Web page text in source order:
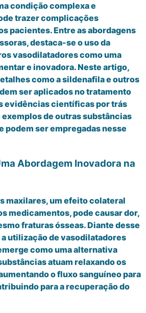
condição complexa e
trazer complicações
pacientes. Entre as abordagens
destaca-se o uso da
vasodilatadores como uma
e inovadora. Neste artigo,
como a sildenafila e outros
ser aplicados no tratamento
evidências científicas por trás
exemplos de outras substâncias
podem ser empregadas nesse
Abordagem Inovadora na
maxilares, um efeito colateral
medicamentos, pode causar dor,
fraturas ósseas. Diante desse
utilização de vasodilatadores
como uma alternativa
atuam relaxando os
o fluxo sanguíneo para
para a recuperação do